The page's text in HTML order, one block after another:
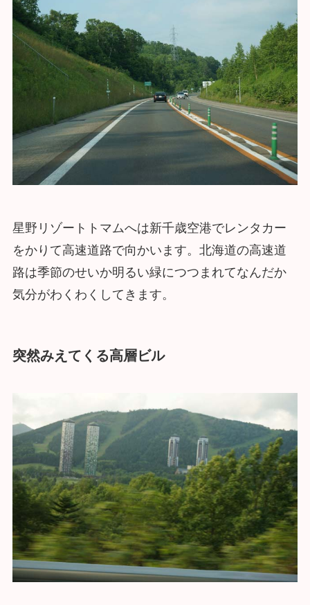
星野リゾートトマムへは新千歳空港でレンタカー
をかりて高速道路で向かいます。北海道の高速道
路は季節のせいか明るい緑につつまれてなんだか
気分がわくわくしてきます。
突然みえてくる高層ビル